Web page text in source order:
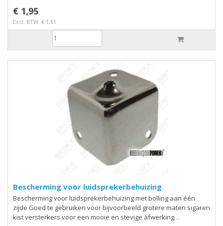
€ 1,95
Excl. BTW: € 1,61
Bescherming voor luidsprekerbehuizing
Bescherming voor luidsprekerbehuizing met bolling aan één
zijde Goed te gebruiken voor bijvoorbeeld grotere maten sigaren
kist versterkers voor een mooie en stevige afwerking